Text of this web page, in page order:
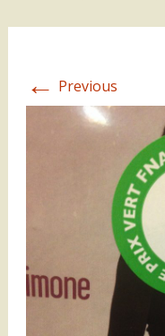
← Previous